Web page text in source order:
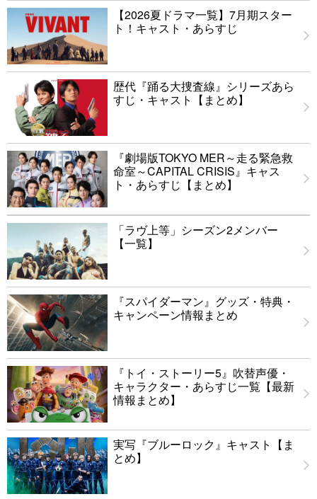
【2026夏ドラマ一覧】7月期スター
ト！キャスト・あらすじ
歴代『踊る大捜査線』シリーズあら
すじ・キャスト【まとめ】
『劇場版TOKYO MER～走る緊急救
命室～CAPITAL CRISIS』キャス
ト・あらすじ【まとめ】
「ラヴ上等」シーズン2メンバー
【一覧】
『スパイダーマン』グッズ・特典・
キャンペーン情報まとめ
『トイ・ストーリー5』吹替声優・
キャラクター・あらすじ一覧【最新
情報まとめ】
実写『ブルーロック』キャスト【ま
とめ】